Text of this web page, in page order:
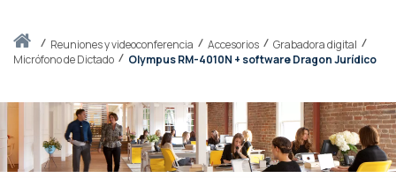
Inicioreuniones y videoconferencia Accesorios
Grabadora digital
Micrófono de Dictado
Olympus RM-4010N + software Dragon Jurídico